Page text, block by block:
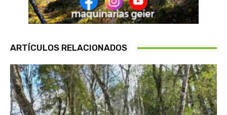
ARTÍCULOS RELACIONADOS